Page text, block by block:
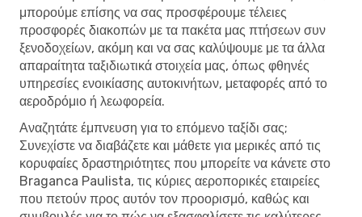
μπορούμε επίσης να σας προσφέρουμε τέλειες
προσφορές διακοπών με τα πακέτα μας πτήσεων συν
ξενοδοχείων, ακόμη και να σας καλύψουμε με τα άλλα
απαραίτητα ταξιδιωτικά στοιχεία μας, όπως φθηνές
υπηρεσίες ενοικίασης αυτοκινήτων, μεταφορές από το
αεροδρόμιο ή λεωφορεία.
Αναζητάτε έμπνευση για το επόμενο ταξίδι σας;
Συνεχίστε να διαβάζετε και μάθετε για μερικές από τις
κορυφαίες δραστηριότητες που μπορείτε να κάνετε στο
Braganca Paulista, τις κύριες αεροπορικές εταιρείες
που πετούν προς αυτόν τον προορισμό, καθώς και